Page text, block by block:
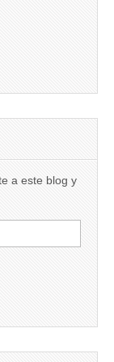
a este blog y